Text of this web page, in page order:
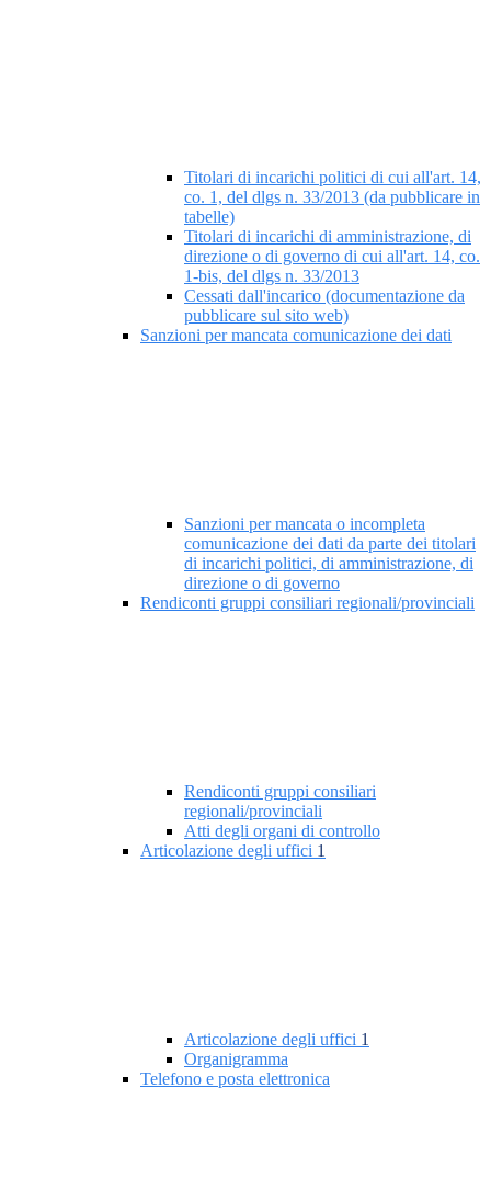
Titolari di incarichi politici di cui all'art. 14,
co. 1, del dlgs n. 33/2013 (da pubblicare in
tabelle)
Titolari di incarichi di amministrazione, di
direzione o di governo di cui all'art. 14, co.
1-bis, del dlgs n. 33/2013
Cessati dall'incarico (documentazione da
pubblicare sul sito web)
Sanzioni per mancata comunicazione dei dati
Sanzioni per mancata o incompleta
comunicazione dei dati da parte dei titolari
di incarichi politici, di amministrazione, di
direzione o di governo
Rendiconti gruppi consiliari regionali/provinciali
Rendiconti gruppi consiliari
regionali/provinciali
Atti degli organi di controllo
Articolazione degli uffici 1
Articolazione degli uffici 1
Organigramma
Telefono e posta elettronica